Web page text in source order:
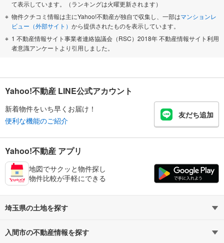
て表示しています。（ランキングは火曜更新されます）
物件クチコミ情報は主にYahoo!不動産が独自で収集し、一部はマンションレ
ビュー（外部サイト） から提供されたものを表示しています。
1 不動産情報サイト事業者連絡協議会（RSC）2018年 不動産情報サイト利用
者意識アンケートより引用しました。
Yahoo!不動産 LINE公式アカウント
新着物件をいち早くお届け！
便利な機能のご紹介
友だち追加
Yahoo!不動産 アプリ
地図でサクッと物件探し
物件比較が手軽にできる
埼玉県の土地を探す
路線・駅から探す
入間市の不動産情報を探す